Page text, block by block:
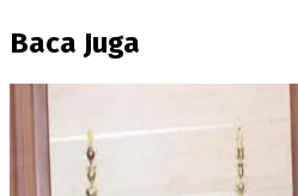
Baca Juga